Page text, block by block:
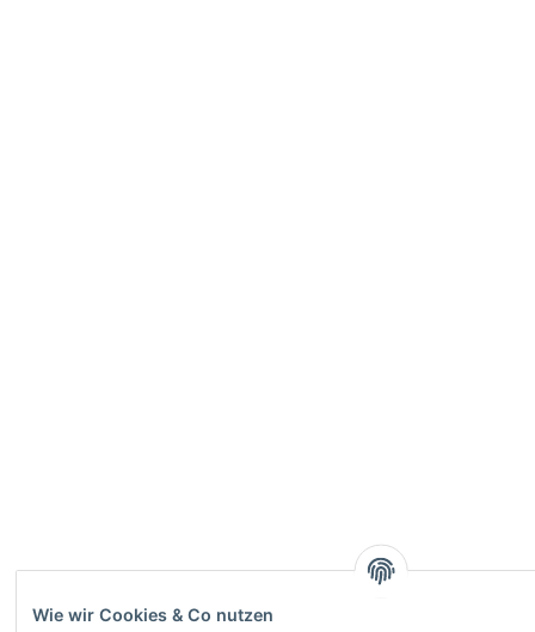
Wie wir Cookies & Co nutzen